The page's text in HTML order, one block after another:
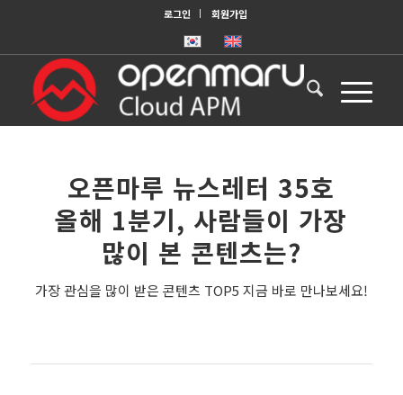
로그인 회원가입
오픈마루 뉴스레터 35호
올해 1분기, 사람들이 가장
많이 본 콘텐츠는?
가장 관심을 많이 받은 콘텐츠 TOP5 지금 바로 만나보세요!